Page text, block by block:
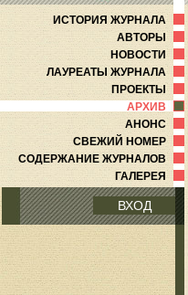
ИСТОРИЯ ЖУРНАЛА
АВТОРЫ
НОВОСТИ
ЛАУРЕАТЫ ЖУРНАЛА
ПРОЕКТЫ
АРХИВ
АНОНС
СВЕЖИЙ НОМЕР
СОДЕРЖАНИЕ ЖУРНАЛОВ
ГАЛЕРЕЯ
ВХОД